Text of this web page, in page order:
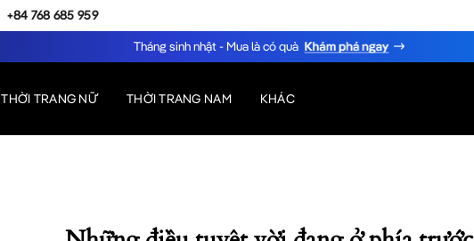
+84 768 685 959
Tháng sinh nhật - Mua là có quà
THỜI TRANG NỮ THỜI TRANG NAM KHÁC